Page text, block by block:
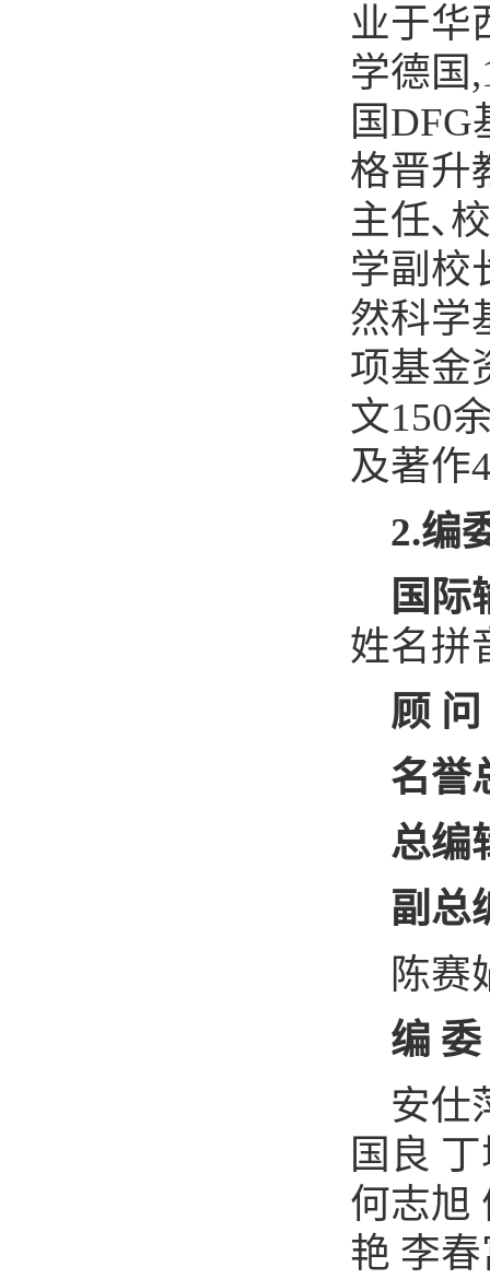
业于华
学德国
国DFG
格晋升
主任､
学副校
然科学
项基金
文150
及著作
2.编
国际
姓名拼
顾 问
名誉
总编
副总
陈赛
编 委
安仕
国良
何志旭
艳 李